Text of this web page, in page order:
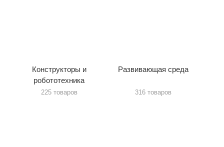
Конструкторы и
робототехника
225 товаров
Развивающая среда
316 товаров